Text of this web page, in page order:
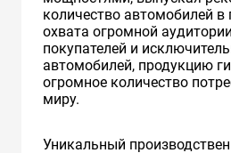
количество автомобилей в
охвата огромной
покупателей и
автомобилей, продукцию
огромное количество
миру.
Уникальный